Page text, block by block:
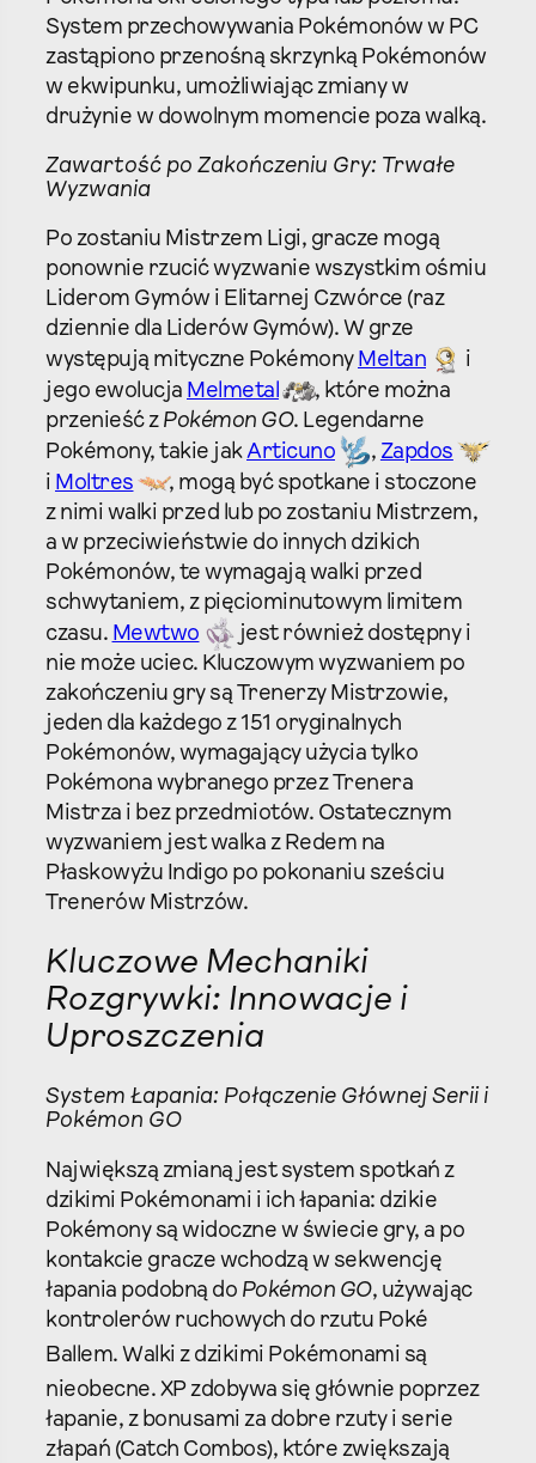
System przechowywania Pokémonów w PC
zastąpiono przenośną skrzynką Pokémonów
w ekwipunku, umożliwiając zmiany w
drużynie w dowolnym momencie poza walką.
Zawartość po Zakończeniu Gry: Trwałe
Wyzwania
Po zostaniu Mistrzem Ligi, gracze mogą
ponownie rzucić wyzwanie wszystkim ośmiu
Liderom Gymów i Elitarnej Czwórce (raz
dziennie dla Liderów Gymów). W grze
występują mityczne Pokémony Meltan
i
jego ewolucja Melmetal
, które można
przenieść z Pokémon GO. Legendarne
Pokémony, takie jakArticuno , Zapdos
i Moltres
, mogą być spotkane i stoczone
z nimi walki przed lub po zostaniu Mistrzem,
a w przeciwieństwie do innych dzikich
Pokémonów, te wymagają walki przed
schwytaniem, z pięciominutowym limitem
czasu. Mewtwo
jest również dostępny i
nie może uciec. Kluczowym wyzwaniem po
zakończeniu gry są Trenerzy Mistrzowie,
jeden dla każdego z 151 oryginalnych
Pokémonów, wymagający użycia tylko
Pokémona wybranego przez Trenera
Mistrza i bez przedmiotów. Ostatecznym
wyzwaniem jest walka z Redem na
Płaskowyżu Indigo po pokonaniu sześciu
Trenerów Mistrzów.
Kluczowe Mechaniki
Rozgrywki: Innowacje i
Uproszczenia
System Łapania: Połączenie Głównej Serii i
Pokémon GO
Największą zmianą jest system spotkań z
dzikimi Pokémonami i ich łapania: dzikie
Pokémony są widoczne w świecie gry, a po
kontakcie gracze wchodzą w sekwencję
łapania podobną do Pokémon GO, używając
kontrolerów ruchowych do rzutu Poké
Ballem. Walki z dzikimi Pokémonami są
nieobecne. XP zdobywa się głównie poprzez
łapanie, z bonusami za dobre rzuty i serie
złapań (Catch Combos), które zwiększają